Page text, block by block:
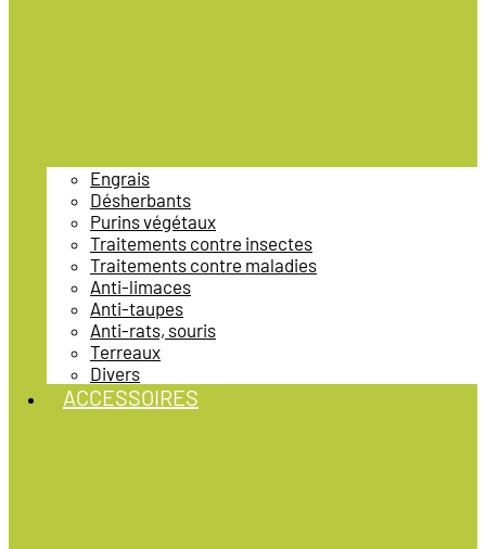
Engrais
Désherbants
Purins végétaux
Traitements contre insectes
Traitements contre maladies
Anti-limaces
Anti-taupes
Anti-rats, souris
Terreaux
Divers
ACCESSOIRES